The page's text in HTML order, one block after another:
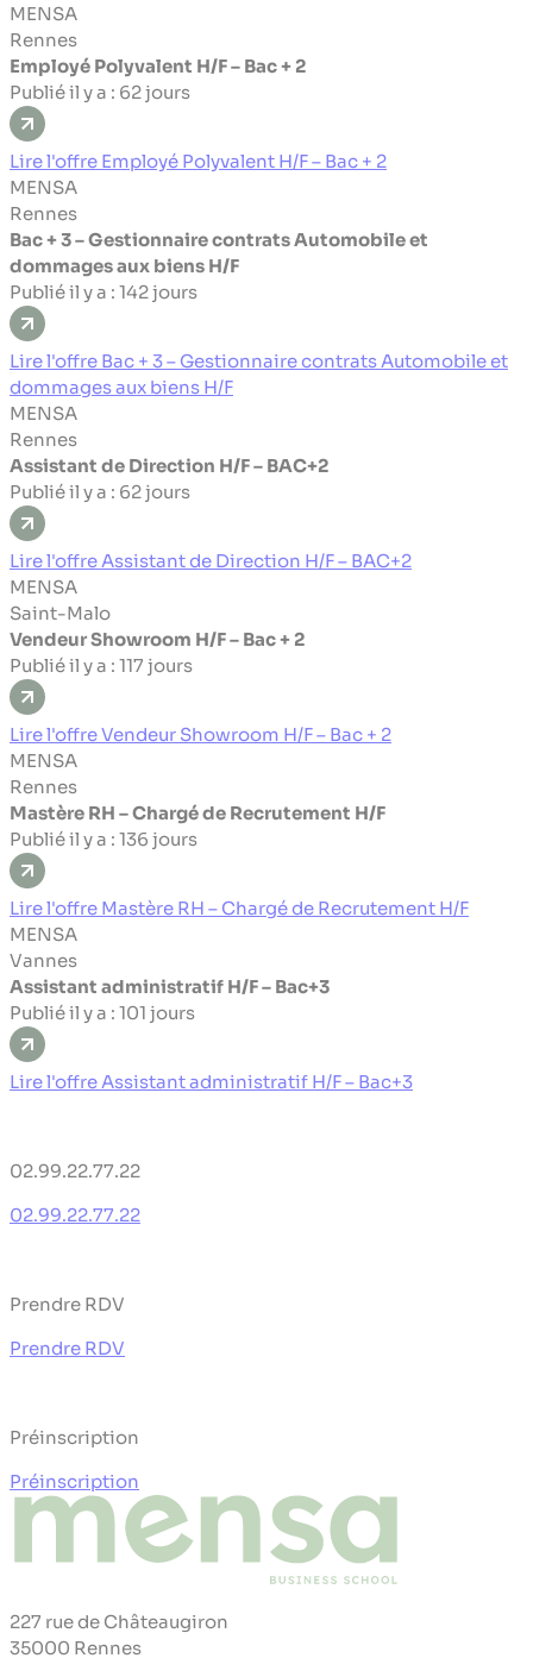
MENSA
Rennes
Employé Polyvalent H/F – Bac + 2
Publié il y a : 62 jours
Lire l'offre Employé Polyvalent H/F – Bac + 2
MENSA
Rennes
Bac + 3 – Gestionnaire contrats Automobile et
dommages aux biens H/F
Publié il y a : 142 jours
Lire l'offre Bac + 3 – Gestionnaire contrats Automobile et
dommages aux biens H/F
MENSA
Rennes
Assistant de Direction H/F – BAC+2
Publié il y a : 62 jours
Lire l'offre Assistant de Direction H/F – BAC+2
MENSA
Saint-Malo
Vendeur Showroom H/F – Bac + 2
Publié il y a : 117 jours
Lire l'offre Vendeur Showroom H/F – Bac + 2
MENSA
Rennes
Mastère RH – Chargé de Recrutement H/F
Publié il y a : 136 jours
Lire l'offre Mastère RH – Chargé de Recrutement H/F
MENSA
Vannes
Assistant administratif H/F – Bac+3
Publié il y a : 101 jours
Lire l'offre Assistant administratif H/F – Bac+3
02.99.22.77.22
02.99.22.77.22
Prendre RDV
Prendre RDV
Préinscription
Préinscription
227 rue de Châteaugiron
35000 Rennes